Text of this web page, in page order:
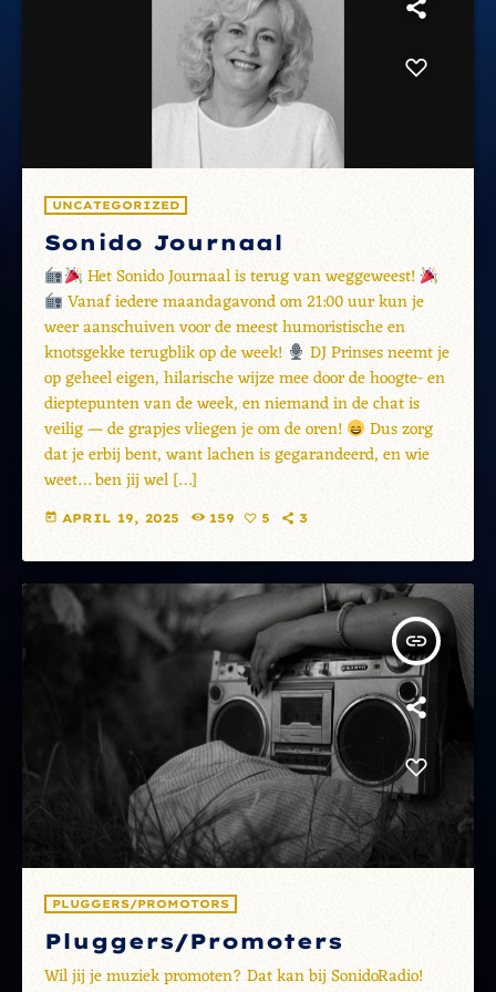
UNCATEGORIZED
Sonido Journaal
Het Sonido Journaal is terug van weggeweest!
Vanaf iedere maandagavond om 21:00 uur kun je
weer aanschuiven voor de meest humoristische en
knotsgekke terugblik op de week!
DJ Prinses neemt je
op geheel eigen, hilarische wijze mee door de hoogte- en
dieptepunten van de week, en niemand in de chat is
veilig — de grapjes vliegen je om de oren!
Dus zorg
dat je erbij bent, want lachen is gegarandeerd, en wie
weet… ben jij wel […]
today APRIL 19, 2025 159 5 3
insert_link
PLUGGERS/PROMOTORS
Pluggers/Promoters
Wil jij je muziek promoten? Dat kan bij SonidoRadio!